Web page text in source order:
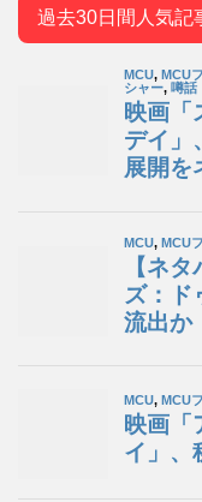
過去30日間人気記